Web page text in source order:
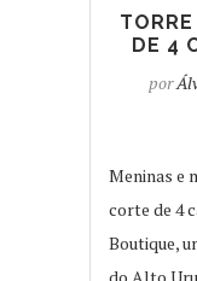
DE 4
por
Meninas e
corte de 4
Boutique,